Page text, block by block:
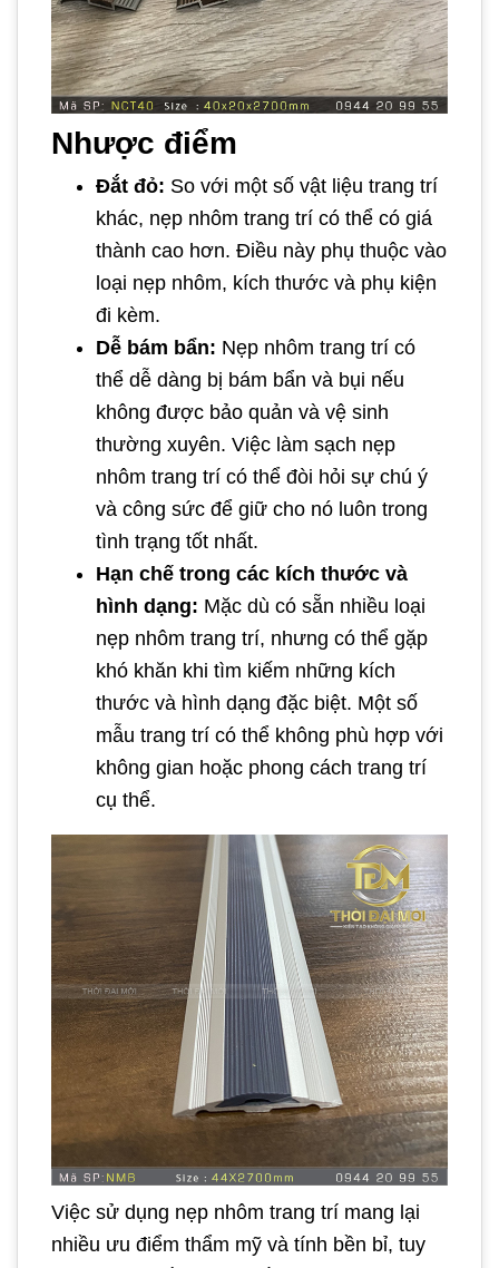
Nhược điểm
Đắt đỏ: So với một số vật liệu trang trí
khác, nẹp nhôm trang trí có thể có giá
thành cao hơn. Điều này phụ thuộc vào
loại nẹp nhôm, kích thước và phụ kiện
đi kèm.
Dễ bám bẩn: Nẹp nhôm trang trí có
thể dễ dàng bị bám bẩn và bụi nếu
không được bảo quản và vệ sinh
thường xuyên. Việc làm sạch nẹp
nhôm trang trí có thể đòi hỏi sự chú ý
và công sức để giữ cho nó luôn trong
tình trạng tốt nhất.
Hạn chế trong các kích thước và
hình dạng: Mặc dù có sẵn nhiều loại
nẹp nhôm trang trí, nhưng có thể gặp
khó khăn khi tìm kiếm những kích
thước và hình dạng đặc biệt. Một số
mẫu trang trí có thể không phù hợp với
không gian hoặc phong cách trang trí
cụ thể.
Việc sử dụng nẹp nhôm trang trí mang lại
nhiều ưu điểm thẩm mỹ và tính bền bỉ, tuy